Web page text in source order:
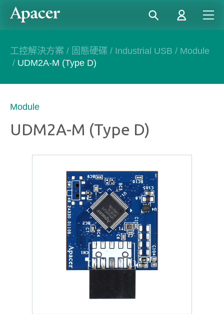
工控解決方案 / 固態硬碟 / Industrial USB / Module
/ UDM2A-M (Type D)
Module
UDM2A-M (Type D)